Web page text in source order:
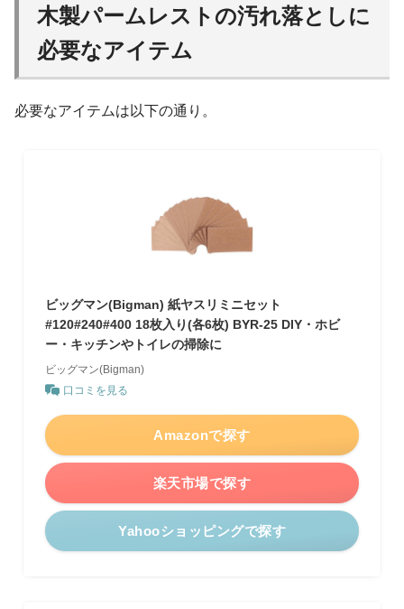
木製パームレストの汚れ落としに
必要なアイテム
必要なアイテムは以下の通り。
ビッグマン(Bigman) 紙ヤスリミニセット
#120#240#400 18枚入り(各6枚) BYR-25 DIY・ホビ
ー・キッチンやトイレの掃除に
ビッグマン(Bigman)
口コミを見る
Amazonで探す
楽天市場で探す
Yahooショッピングで探す